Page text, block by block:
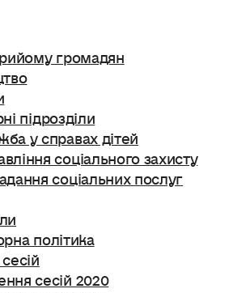
громадян
підрозділи
у справах дітей
соціального захисту
соціальних послуг
політика
сесій 2020